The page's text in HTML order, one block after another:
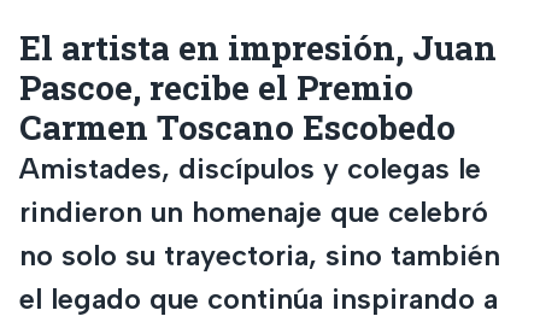
El artista en impresión, Juan
Pascoe, recibe el Premio
Carmen Toscano Escobedo
Amistades, discípulos y colegas le
rindieron un homenaje que celebró
no solo su trayectoria, sino también
el legado que continúa inspirando a